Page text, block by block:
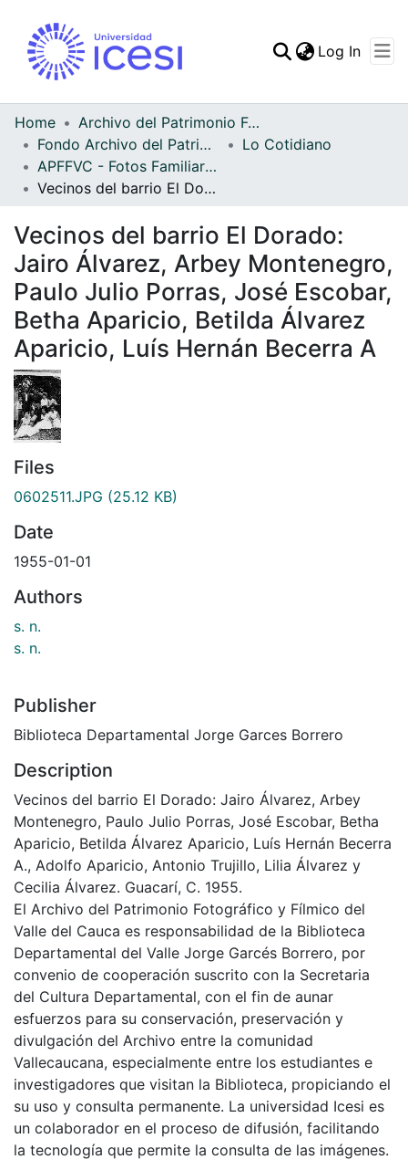
Statistics
Log In
Home
Archivo del Patrimonio Fotográfico y Fílmico del Valle del Cauca
Fondo Archivo del Patrimonio Fotográfico y Fílmico del Valle del Cauca
Lo Cotidiano
APFFVC - Fotos Familiares - Patrimonial
Vecinos del barrio El Dorado: Jairo Álvarez, Arbey Montenegro, Paulo Julio Porras, José Escobar, Betha Aparicio, Betilda Álvarez Aparicio, Luís Hernán Becerra A
Vecinos del barrio El Dorado:
Jairo Álvarez, Arbey Montenegro,
Paulo Julio Porras, José Escobar,
Betha Aparicio, Betilda Álvarez
Aparicio, Luís Hernán Becerra A
Files
0602511.JPG (25.12 KB)
Date
1955-01-01
Authors
s. n.
s. n.
Publisher
Biblioteca Departamental Jorge Garces Borrero
Description
Vecinos del barrio El Dorado: Jairo Álvarez, Arbey
Montenegro, Paulo Julio Porras, José Escobar, Betha
Aparicio, Betilda Álvarez Aparicio, Luís Hernán Becerra
A., Adolfo Aparicio, Antonio Trujillo, Lilia Álvarez y
Cecilia Álvarez. Guacarí, C. 1955.
El Archivo del Patrimonio Fotográfico y Fílmico del
Valle del Cauca es responsabilidad de la Biblioteca
Departamental del Valle Jorge Garcés Borrero, por
convenio de cooperación suscrito con la Secretaria
del Cultura Departamental, con el fin de aunar
esfuerzos para su conservación, preservación y
divulgación del Archivo entre la comunidad
Vallecaucana, especialmente entre los estudiantes e
investigadores que visitan la Biblioteca, propiciando el
su uso y consulta permanente. La universidad Icesi es
un colaborador en el proceso de difusión, facilitando
la tecnología que permite la consulta de las imágenes.